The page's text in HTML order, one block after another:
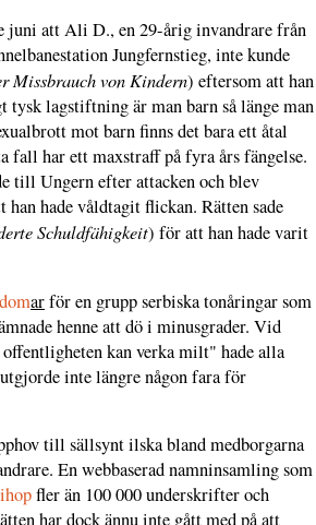
juni att Ali D., en 29-årig invandrare från
Jungfernstieg, inte kunde
Missbrauch von Kindern) eftersom att han
lagstiftning är man barn så länge man
mot barn finns det bara ett åtal
har ett maxstraff på fyra års fängelse.
till Ungern efter attacken och blev
hade våldtagit flickan. Rätten sade
Schuldfähigkeit) för att han hade varit
arför en grupp serbiska tonåringar som
henne att dö i minusgrader. Vid
kan verka milt" hade alla
inte längre någon fara för
till sällsynt ilska bland medborgarna
En webbaserad namninsamling som
fler än 100 000 underskrifter och
har dock ännu inte gått med på att